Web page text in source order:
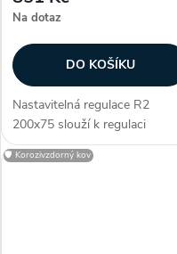
Na dotaz
DO KOŠÍKU
Nastavitelná regulace R2
200x75 slouží k regulaci
průtoku vzduchu. Regulace je
určena pro
🛡️ Korozivzdorný kov